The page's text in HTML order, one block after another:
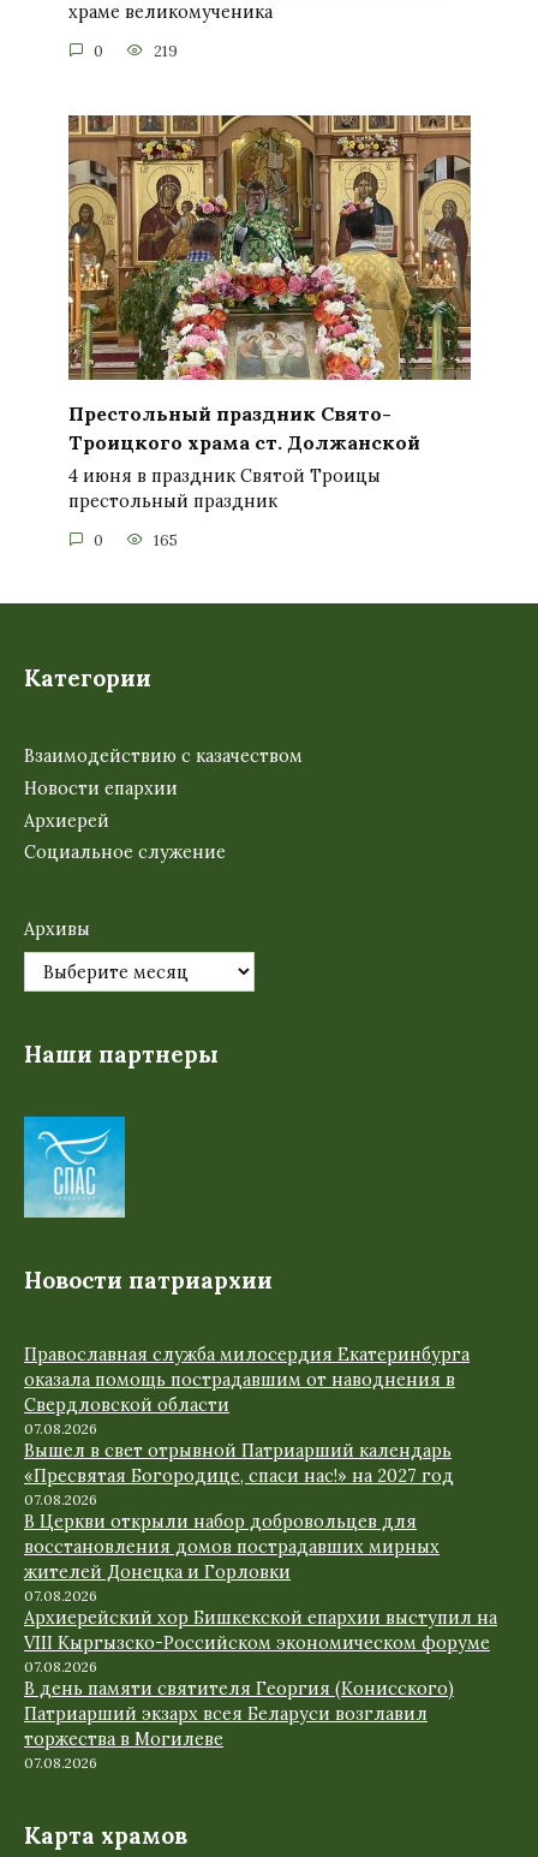
храме великомученика
0 219
Престольный праздник Свято-
Троицкого храма ст. Должанской
4 июня в праздник Святой Троицы
престольный праздник
0 165
Категории
Взаимодействию с казачеством
Новости епархии
Архиерей
Социальное служение
Архивы
Наши партнеры
Новости патриархии
Православная служба милосердия Екатеринбурга
оказала помощь пострадавшим от наводнения в
Свердловской области
07.08.2026
Вышел в свет отрывной Патриарший календарь
«Пресвятая Богородице, спаси нас!» на 2027 год
07.08.2026
В Церкви открыли набор добровольцев для
восстановления домов пострадавших мирных
жителей Донецка и Горловки
07.08.2026
Архиерейский хор Бишкекской епархии выступил на
VIII Кыргызско-Российском экономическом форуме
07.08.2026
В день памяти святителя Георгия (Конисского)
Патриарший экзарх всея Беларуси возглавил
торжества в Могилеве
07.08.2026
Карта храмов